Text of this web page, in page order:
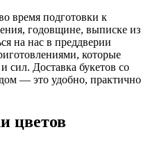
время подготовки к
годовщине, выписке из
на нас в преддверии
которые
сил. Доставка букетов со
— это удобно, практично
цветов